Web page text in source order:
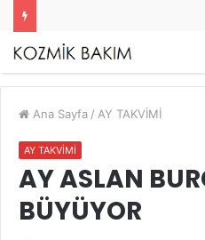
Ana Sayfa / AY TAKVİMİ
AY TAKVİMİ
AY ASLAN
BÜYÜYOR